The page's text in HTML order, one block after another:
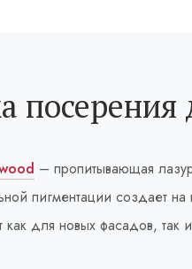
посерения
– пропитывающая
пигментации создает
для новых фасадов, так